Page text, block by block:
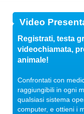
Video
Registrati, testa
videochiamata,
animale!
Confrontati con
raggiungibili in ogni
qualsiasi sistema
computer, e ottieni i